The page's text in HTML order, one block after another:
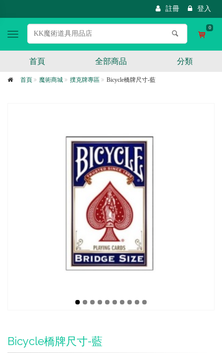
註冊 登入
0
首頁 全部商品 分類
首頁 魔術商城 撲克牌專區 Bicycle橋牌尺寸-藍
Bicycle橋牌尺寸-藍
Toggle
navigation